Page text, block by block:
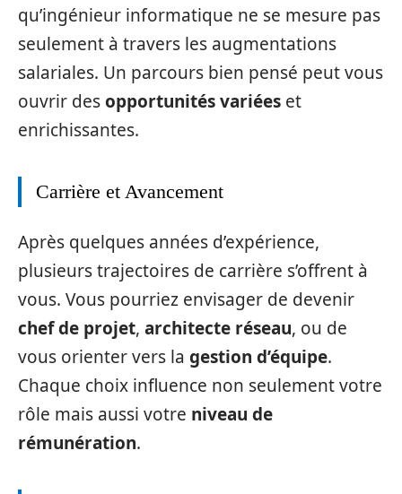
qu’ingénieur informatique ne se mesure pas
seulement à travers les augmentations
salariales. Un parcours bien pensé peut vous
ouvrir desopportunités variées et
enrichissantes.
Carrière et Avancement
Après quelques années d’expérience,
plusieurs trajectoires de carrière s’offrent à
vous. Vous pourriez envisager de devenir
chef de projet, architecte réseau, ou de
vous orienter vers la gestion d’équipe.
Chaque choix influence non seulement votre
rôle mais aussi votre niveau de
rémunération.